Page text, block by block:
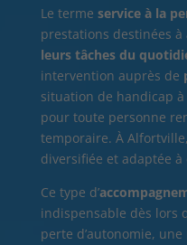
Le terme service à la
prestations destinées à
leurs tâches du
intervention auprès de
situation de handicap à
pour toute personne
temporaire. À
diversifiée et adaptée
Ce type d’
indispensable dès lors
perte d’autonomie,